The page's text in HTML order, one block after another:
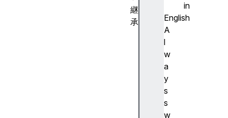
in
English
A
l
w
a
y
s
s
w
継
承